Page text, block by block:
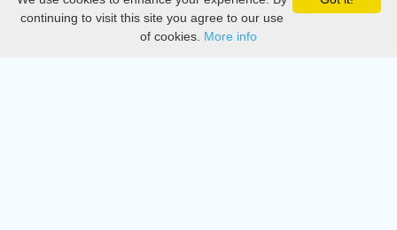
Privacy
DMCA
continuing to visit this site you agree to our use
of cookies. More info